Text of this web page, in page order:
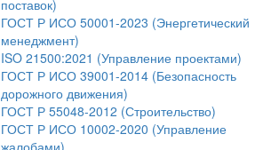
поставок)
ГОСТ Р ИСО 50001-2023 (Энергетический
менеджмент)
ISO 21500:2021 (Управление проектами)
ГОСТ Р ИСО 39001-2014 (Безопасность
дорожного движения)
ГОСТ Р 55048-2012 (Строительство)
ГОСТ Р ИСО 10002-2020 (Управление
жалобами)